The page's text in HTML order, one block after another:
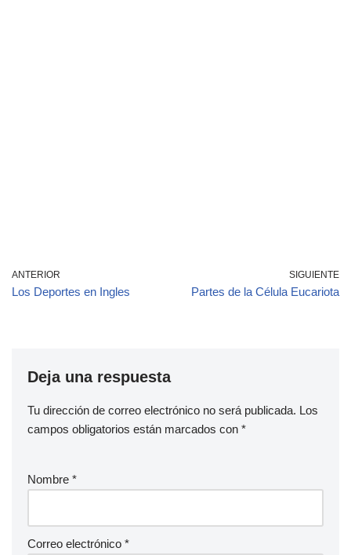
ANTERIOR
Los Deportes en Ingles
SIGUIENTE
Partes de la Célula Eucariota
Deja una respuesta
Tu dirección de correo electrónico no será publicada. Los
campos obligatorios están marcados con *
Nombre *
Correo electrónico *